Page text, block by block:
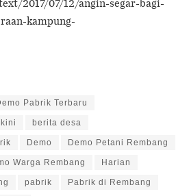
kampung-
Pabrik Terbaru
berita desa
Demo Demo Petani Rembang
Warga Rembang Harian
pabrik Pabrik di Rembang